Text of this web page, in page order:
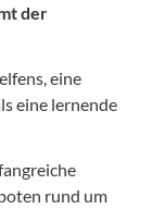
der
eine
eine lernende
rund um